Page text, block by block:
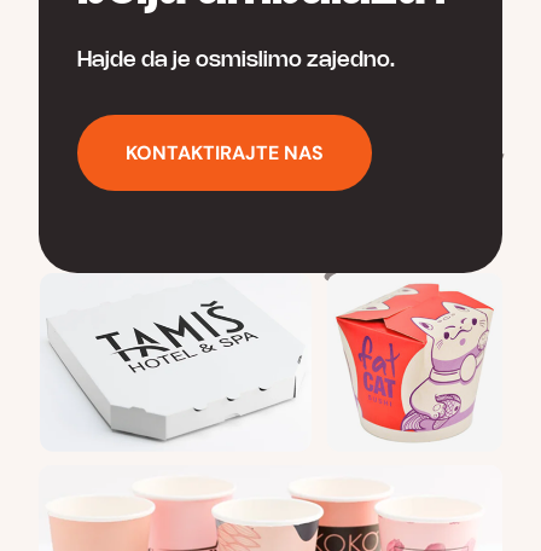
Hajde da je osmislimo zajedno.
KONTAKTIRAJTE NAS